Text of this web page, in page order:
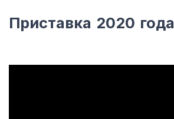
Приставка 2020 года